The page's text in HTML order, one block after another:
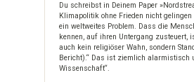
Du schreibst in Deinem Paper
Klimapolitik ohne Frieden nicht
ein weltweites Problem. Dass die
kennen, auf ihren Untergang zusteuert,
auch kein religiöser Wahn, sondern
Bericht).“ Das ist ziemlich alarmistisch
Wissenschaft“.